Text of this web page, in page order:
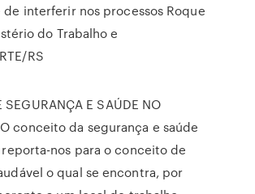
interferir nos processos Roque
do Trabalho e
RS
SEGURANÇA E SAÚDE NO
conceito da segurança e saúde
nos para o conceito de
o qual se encontra, por